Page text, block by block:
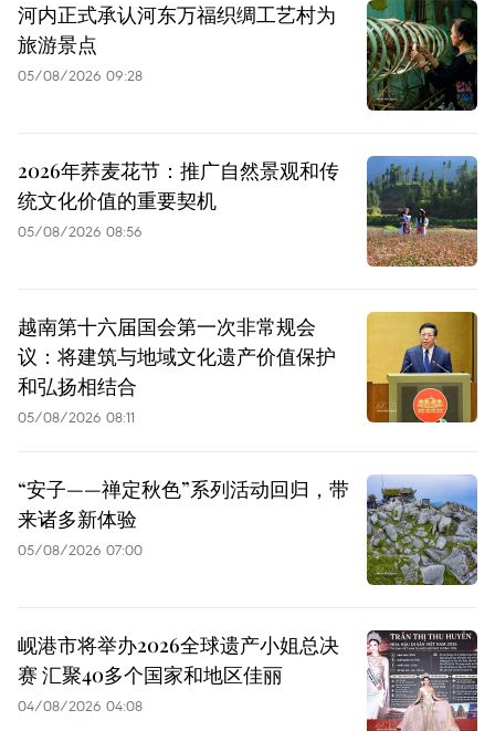
河内正式承认河东万福织绸工艺村为
旅游景点
05/08/2026 09:28
2026年荞麦花节：推广自然景观和传
统文化价值的重要契机
05/08/2026 08:56
越南第十六届国会第一次非常规会
议：将建筑与地域文化遗产价值保护
和弘扬相结合
05/08/2026 08:11
“安子——禅定秋色”系列活动回归，带
来诸多新体验
05/08/2026 07:00
岘港市将举办2026全球遗产小姐总决
赛 汇聚40多个国家和地区佳丽
04/08/2026 04:08